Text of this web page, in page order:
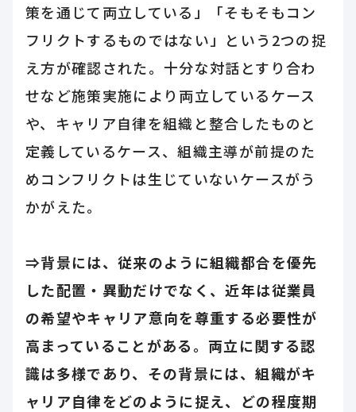
策を通じて両立している」「そもそもコン
フリクトするものではない」という2つの捉
え方が確認された。十分な対話とすり合わ
せなど施策実施により両立しているケース
や、キャリア自律を組織と整合したものと
定義しているケース、組織主導が前提のた
めコンフリクトは生じていないケースがう
かがえた。
⇒背景には、従来のように組織都合を優先
した配置・異動だけでなく、近年は従業員
の希望やキャリア意向を尊重する必要性が
高まっていることがある。両立に関する認
識は多様であり、その背景には、組織がキ
ャリア自律をどのように捉え、どの程度期